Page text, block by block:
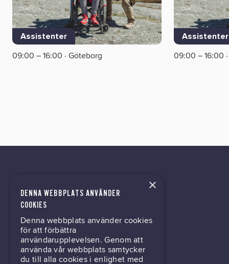
Assistenter
09:00 – 16:00 · Göteborg
Assistenter
09:00 – 16:00
kontor@gil.se
031-63 64 80
Mölndalsvägen 30B
×
DENNA WEBBPLATS ANVÄNDER
COOKIES
Denna webbplats använder cookies
för att förbättra
användarupplevelsen. Genom att
använda vår webbplats samtycker
du till alla cookies i enlighet med